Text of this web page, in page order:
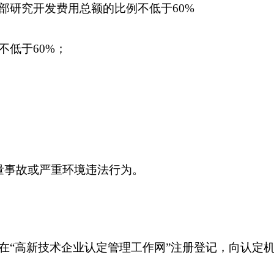
研究开发费用总额的比例不低于60%
低于60%；
故或严重环境违法行为。
高新技术企业认定管理工作网”注册登记，向认定